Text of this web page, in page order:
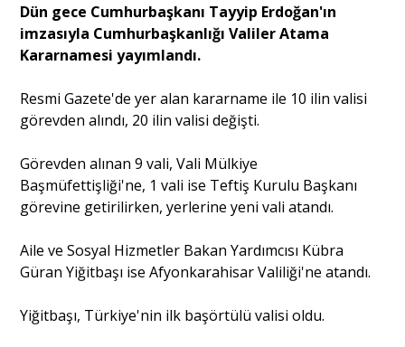
Ekonomi
Dünya
Yorum - Analiz
Söyleşi
Yazı Dizisi
Portre
Dün gece Cumhurbaşkanı Tayyip Erdoğan'ın
imzasıyla Cumhurbaşkanlığı Valiler Atama
Kararnamesi yayımlandı.
Resmi Gazete'de yer alan kararname ile 10 ilin valisi
görevden alındı, 20 ilin valisi değişti.
Görevden alınan 9 vali, Vali Mülkiye
Başmüfettişliği'ne, 1 vali ise Teftiş Kurulu Başkanı
görevine getirilirken, yerlerine yeni vali atandı.
Aile ve Sosyal Hizmetler Bakan Yardımcısı Kübra
Güran Yiğitbaşı ise Afyonkarahisar Valiliği'ne atandı.
Yiğitbaşı, Türkiye'nin ilk başörtülü valisi oldu.